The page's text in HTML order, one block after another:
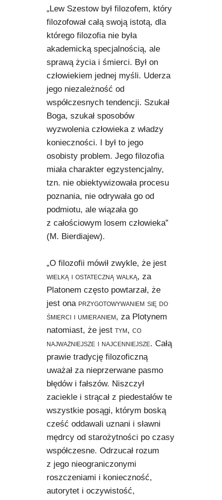
Podkowiański Słownik Biograficzny
🖶 Drukuj
redakcja@podkowianskimagazyn.pl
Wszelkie prawa zastrzeżone
„Lew Szestow był filozofem, który
filozofował całą swoją istotą, dla
którego filozofia nie była
akademicką specjalnością, ale
sprawą życia i śmierci. Był on
człowiekiem jednej myśli. Uderza
jego niezależność od
współczesnych tendencji. Szukał
Boga, szukał sposobów
wyzwolenia człowieka z władzy
konieczności. I był to jego
osobisty problem. Jego filozofia
miała charakter egzystencjalny,
tzn. nie obiektywizowała procesu
poznania, nie odrywała go od
podmiotu, ale wiązała go
z całościowym losem człowieka”
(M. Bierdiajew).
„O filozofii mówił zwykle, że jest
wielką i ostateczną walką, za
Platonem często powtarzał, że
jest ona przygotowywaniem się do
śmierci i umieraniem, za Plotynem
natomiast, że jest tym, co
najważniejsze i najcenniejsze. Całą
prawie tradycję filozoficzną
uważał za nieprzerwane pasmo
błędów i fałszów. Niszczył
zaciekle i strącał z piedestałów te
wszystkie posągi, którym boską
cześć oddawali uznani i sławni
mędrcy od starożytności po czasy
współczesne. Odrzucał rozum
z jego nieograniczonymi
roszczeniami i konieczność,
autorytet i oczywistość,